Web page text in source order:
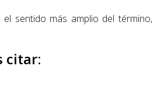
sentido más amplio del término,
citar: